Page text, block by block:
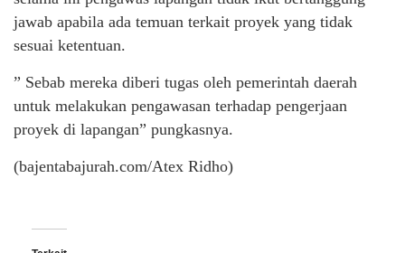
jawab apabila ada temuan terkait proyek yang tidak
sesuai ketentuan.
” Sebab mereka diberi tugas oleh pemerintah daerah
untuk melakukan pengawasan terhadap pengerjaan
proyek di lapangan” pungkasnya.
(bajentabajurah.com/Atex Ridho)